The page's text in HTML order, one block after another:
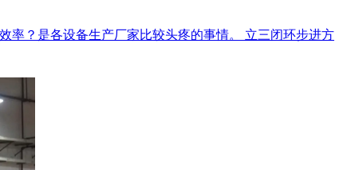
率？是各设备生产厂家比较头疼的事情。 立三闭环步进方